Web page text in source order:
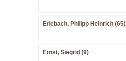
Erlebach, Philipp Heinrich (65)
Ernst, Siegrid (9)